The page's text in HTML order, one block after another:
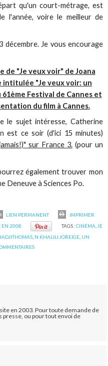
qu'un court-métrage, est
l'année, voire le meilleur de
décembre. Je vous encourage
de "Je veux voir" de Joana
intitulée "Je veux voir: un
Festival de Cannes et
du film à Cannes.
le sujet intéresse, Catherine
est ce soir (d'ici 15 minutes)
sur France 3.(pour un
également trouver mon
Deneuve à Sciences Po.
LIEN PERMANENT
IMPRIMER
EN 2008 TAGS :CINÉMA JE
N KHALILI JOREIGE UN
en 2003. Pour toute demande de
ou pour tout envoi de